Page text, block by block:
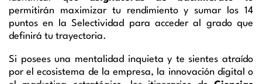
permitirán maximizar tu rendimiento y sumar los 14
puntos en la Selectividad para acceder al grado que
definirá tu trayectoria.
Si posees una mentalidad inquieta y te sientes atraído
por el ecosistema de la empresa, la innovación digital o